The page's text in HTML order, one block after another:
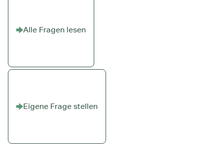
Alle Fragen lesen
Eigene Frage stellen